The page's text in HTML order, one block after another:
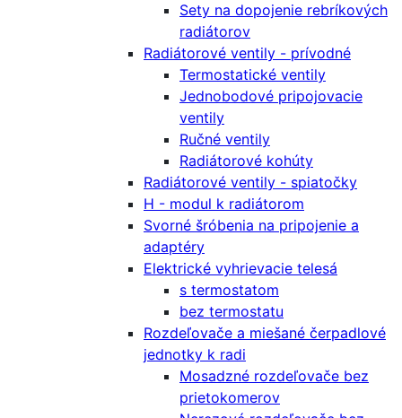
Sety na dopojenie rebríkových
radiátorov
Radiátorové ventily - prívodné
Termostatické ventily
Jednobodové pripojovacie
ventily
Ručné ventily
Radiátorové kohúty
Radiátorové ventily - spiatočky
H - modul k radiátorom
Svorné šróbenia na pripojenie a
adaptéry
Elektrické vyhrievacie telesá
s termostatom
bez termostatu
Rozdeľovače a miešané čerpadlové
jednotky k radi
Mosadzné rozdeľovače bez
prietokomerov